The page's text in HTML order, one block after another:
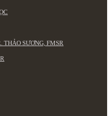
THẢO SƯƠNG, FMSR